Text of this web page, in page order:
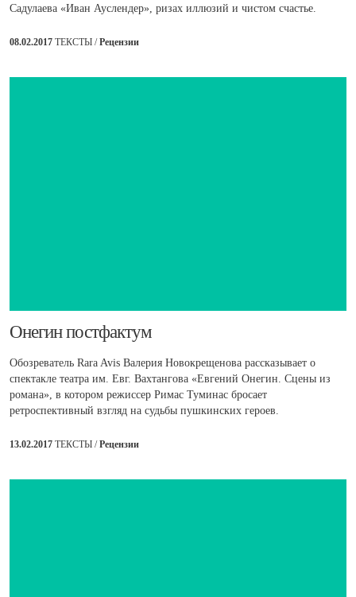
Садулаева «Иван Ауслендер», ризах иллюзий и чистом счастье.
08.02.2017 ТЕКСТЫ /Рецензии
​Онегин постфактум
Обозреватель Rara Avis Валерия Новокрещенова рассказывает о
спектакле театра им. Евг. Вахтангова «Евгений Онегин. Сцены из
романа», в котором режиссер Римас Туминас бросает
ретроспективный взгляд на судьбы пушкинских героев.
13.02.2017 ТЕКСТЫ /Рецензии